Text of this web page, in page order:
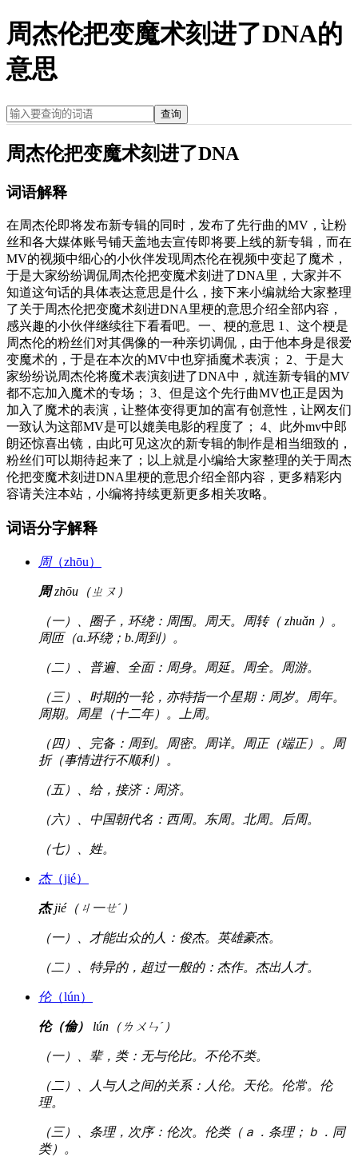
周杰伦把变魔术刻进了DNA的
意思
查询
周杰伦把变魔术刻进了DNA
词语解释
在周杰伦即将发布新专辑的同时，发布了先行曲的MV，让粉
丝和各大媒体账号铺天盖地去宣传即将要上线的新专辑，而在
MV的视频中细心的小伙伴发现周杰伦在视频中变起了魔术，
于是大家纷纷调侃周杰伦把变魔术刻进了DNA里，大家并不
知道这句话的具体表达意思是什么，接下来小编就给大家整理
了关于周杰伦把变魔术刻进DNA里梗的意思介绍全部内容，
感兴趣的小伙伴继续往下看看吧。一、梗的意思 1、这个梗是
周杰伦的粉丝们对其偶像的一种亲切调侃，由于他本身是很爱
变魔术的，于是在本次的MV中也穿插魔术表演； 2、于是大
家纷纷说周杰伦将魔术表演刻进了DNA中，就连新专辑的MV
都不忘加入魔术的专场； 3、但是这个先行曲MV也正是因为
加入了魔术的表演，让整体变得更加的富有创意性，让网友们
一致认为这部MV是可以媲美电影的程度了； 4、此外mv中郎
朗还惊喜出镜，由此可见这次的新专辑的制作是相当细致的，
粉丝们可以期待起来了；以上就是小编给大家整理的关于周杰
伦把变魔术刻进DNA里梗的意思介绍全部内容，更多精彩内
容请关注本站，小编将持续更新更多相关攻略。
词语分字解释
周（zhōu）
周zhōu（ㄓㄡ）
（一）、圈子，环绕：周围。周天。周转（ zhuǎn ）。
周匝（a.环绕；b.周到）。
（二）、普遍、全面：周身。周延。周全。周游。
（三）、时期的一轮，亦特指一个星期：周岁。周年。
周期。周星（十二年）。上周。
（四）、完备：周到。周密。周详。周正（端正）。周
折（事情进行不顺利）。
（五）、给，接济：周济。
（六）、中国朝代名：西周。东周。北周。后周。
（七）、姓。
杰（jié）
杰jié（ㄐ一ㄝˊ）
（一）、才能出众的人：俊杰。英雄豪杰。
（二）、特异的，超过一般的：杰作。杰出人才。
伦（lún）
伦（倫） lún（ㄌㄨㄣˊ）
（一）、辈，类：无与伦比。不伦不类。
（二）、人与人之间的关系：人伦。天伦。伦常。伦
理。
（三）、条理，次序：伦次。伦类（ａ．条理；ｂ．同
类）。